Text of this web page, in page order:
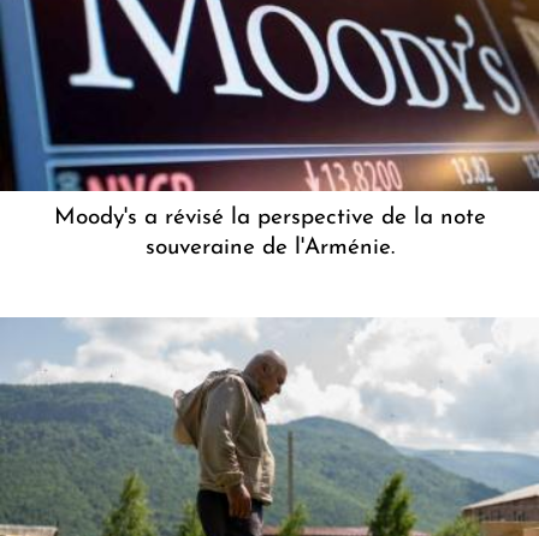
Moody's a révisé la perspective de la note
souveraine de l'Arménie.